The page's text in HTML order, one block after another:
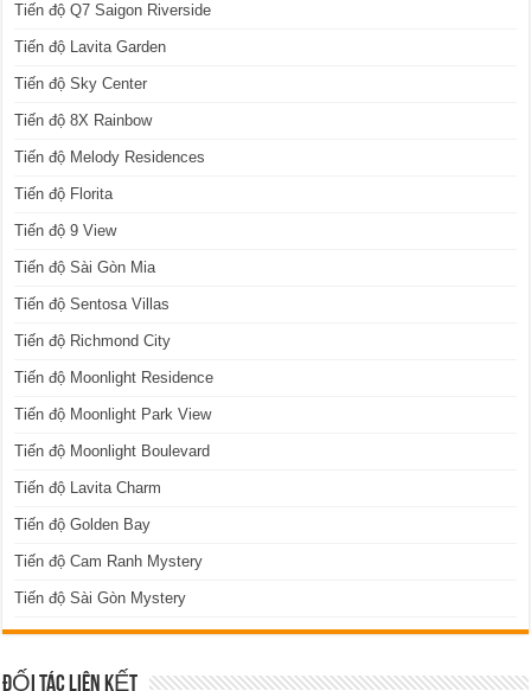
Tiến độ Q7 Saigon Riverside
Tiến độ Lavita Garden
Tiến độ Sky Center
Tiến độ 8X Rainbow
Tiến độ Melody Residences
Tiến độ Florita
Tiến độ 9 View
Tiến độ Sài Gòn Mia
Tiến độ Sentosa Villas
Tiến độ Richmond City
Tiến độ Moonlight Residence
Tiến độ Moonlight Park View
Tiến độ Moonlight Boulevard
Tiến độ Lavita Charm
Tiến độ Golden Bay
Tiến độ Cam Ranh Mystery
Tiến độ Sài Gòn Mystery
ĐỐI TÁC LIÊN KẾT